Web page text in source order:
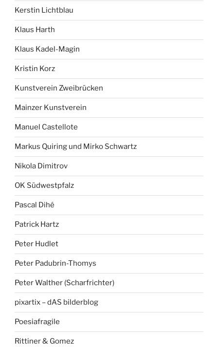
Kerstin Lichtblau
Klaus Harth
Klaus Kadel-Magin
Kristin Korz
Kunstverein Zweibrücken
Mainzer Kunstverein
Manuel Castellote
Markus Quiring und Mirko Schwartz
Nikola Dimitrov
OK Südwestpfalz
Pascal Dihé
Patrick Hartz
Peter Hudlet
Peter Padubrin-Thomys
Peter Walther (Scharfrichter)
pixartix – dAS bilderblog
Poesiafragile
Rittiner & Gomez